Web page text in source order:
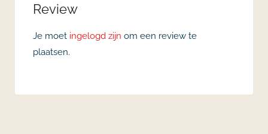
Review
Je moet ingelogd zijn om een review te
plaatsen.